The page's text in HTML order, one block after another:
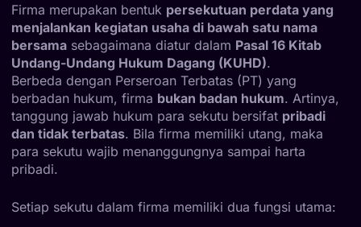
Firma merupakan bentuk persekutuan perdata yang
menjalankan kegiatan usaha di bawah satu nama
bersama sebagaimana diatur dalam Pasal 16 Kitab
Undang-Undang Hukum Dagang (KUHD).
Berbeda dengan Perseroan Terbatas (PT) yang
berbadan hukum, firma bukan badan hukum. Artinya,
tanggung jawab hukum para sekutu bersifat pribadi
dan tidak terbatas. Bila firma memiliki utang, maka
para sekutu wajib menanggungnya sampai harta
pribadi.
Setiap sekutu dalam firma memiliki dua fungsi utama: